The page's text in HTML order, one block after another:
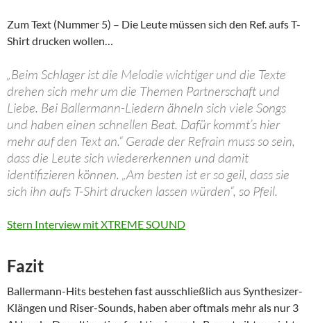
Zum Text (Nummer 5) – Die Leute müssen sich den Ref. aufs T-
Shirt drucken wollen…
„Beim Schlager ist die Melodie wichtiger und die Texte
drehen sich mehr um die Themen Partnerschaft und
Liebe. Bei Ballermann-Liedern ähneln sich viele Songs
und haben einen schnellen Beat. Dafür kommt’s hier
mehr auf den Text an.“ Gerade der Refrain muss so sein,
dass die Leute sich wiedererkennen und damit
identifizieren können. „Am besten ist er so geil, dass sie
sich ihn aufs T-Shirt drucken lassen würden“, so Pfeil.
Stern Interview mit XTREME SOUND
Fazit
Ballermann-Hits bestehen fast ausschließlich aus Synthesizer-
Klängen und Riser-Sounds, haben aber oftmals mehr als nur 3